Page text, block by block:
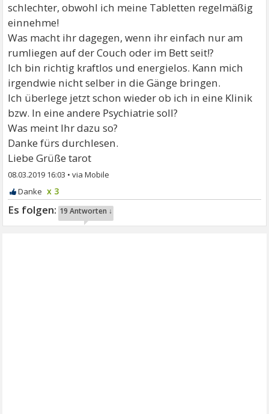
schlechter, obwohl ich meine Tabletten regelmäßig
einnehme!
Was macht ihr dagegen, wenn ihr einfach nur am
rumliegen auf der Couch oder im Bett seit!?
Ich bin richtig kraftlos und energielos. Kann mich
irgendwie nicht selber in die Gänge bringen.
Ich überlege jetzt schon wieder ob ich in eine Klinik
bzw. In eine andere Psychiatrie soll?
Was meint Ihr dazu so?
Danke fürs durchlesen.
Liebe Grüße tarot
08.03.2019 16:03 •
x 3
19 Antworten ↓